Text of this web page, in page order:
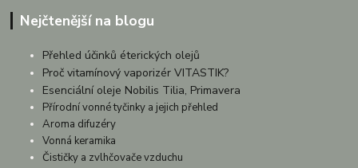
Nejčtenější na blogu
Přehled účinků éterických olejů
Proč vitamínový vaporizér VITASTIK?
Esenciální oleje Nobilis Tilia, Primavera
Přírodní vonné tyčinky a jejich přehled
Aroma difuzéry
Vonná keramika
Čističky a zvlhčovače vzduchu